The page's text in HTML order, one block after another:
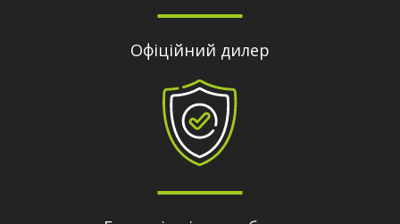
Офіційний дилер